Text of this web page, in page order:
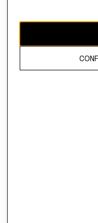
CAMBIAR REGIÓN
El contenido de esta